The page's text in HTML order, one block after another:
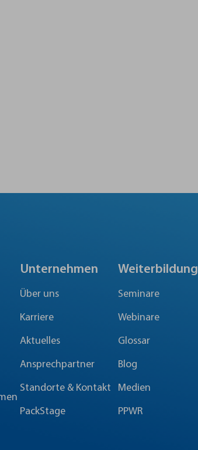
Unternehmen
Über uns
Karriere
Aktuelles
Ansprechpartner
Standorte & Kontakt
PackStage
Weiterbildung
Seminare
Webinare
Glossar
Blog
Medien
PPWR